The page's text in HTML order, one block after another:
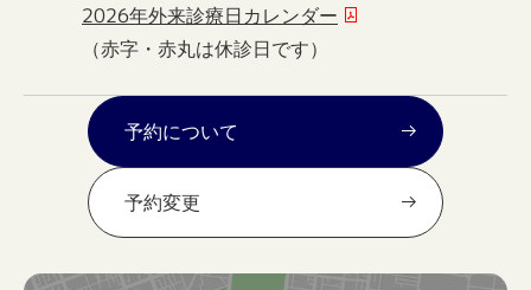
2026年外来診療日カレンダー
（赤字・赤丸は休診日です）
予約について
予約変更